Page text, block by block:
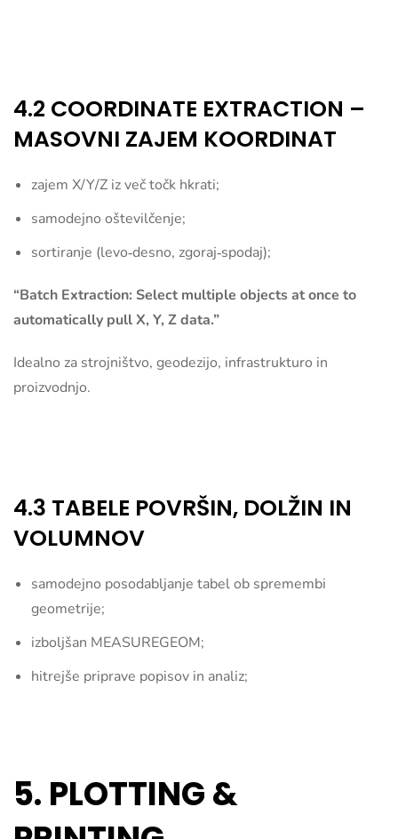
4.2 COORDINATE EXTRACTION –
MASOVNI ZAJEM KOORDINAT
zajem X/Y/Z iz več točk hkrati;
samodejno oštevilčenje;
sortiranje (levo‑desno, zgoraj‑spodaj);
“Batch Extraction: Select multiple objects at once to
automatically pull X, Y, Z data.”
Idealno za strojništvo, geodezijo, infrastrukturo in
proizvodnjo.
4.3 TABELE POVRŠIN, DOLŽIN IN
VOLUMNOV
samodejno posodabljanje tabel ob spremembi
geometrije;
izboljšan MEASUREGEOM;
hitrejše priprave popisov in analiz;
5. PLOTTING &